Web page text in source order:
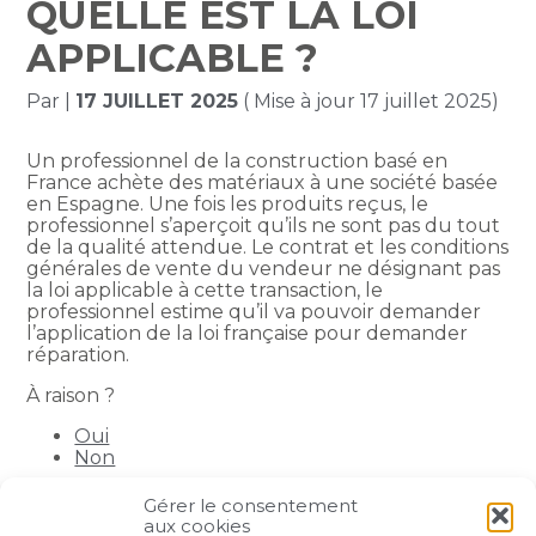
Gérer le consentement
aux cookies
QUELLE EST LA LOI
APPLICABLE ?
Par 17 JUILLET 2025 ( Mise à jour 17 juillet 2025)
Un professionnel de la construction basé en
France achète des matériaux à une société basée
en Espagne. Une fois les produits reçus, le
professionnel s’aperçoit qu’ils ne sont pas du tout
de la qualité attendue. Le contrat et les conditions
générales de vente du vendeur ne désignant pas
la loi applicable à cette transaction, le
professionnel estime qu’il va pouvoir demander
l’application de la loi française pour demander
réparation.
À raison ?
Oui
Non